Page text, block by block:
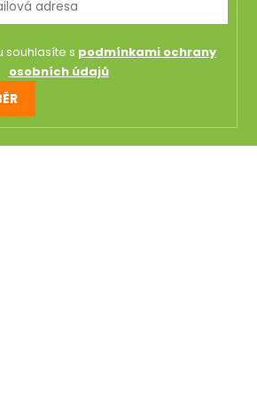
souhlasíte s podmínkami ochrany
osobních údajů